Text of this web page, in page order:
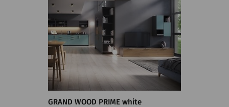
GRAND WOOD PRIME white